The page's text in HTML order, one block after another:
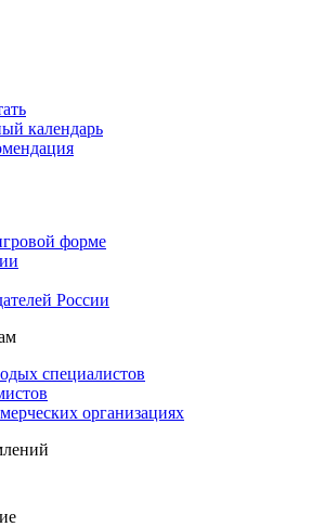
календарь
форме
России
специалистов
организациях